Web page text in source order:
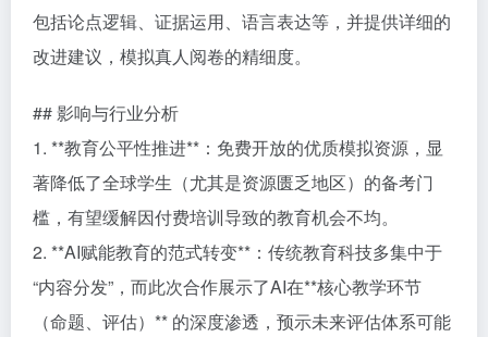
包括论点逻辑、证据运用、语言表达等，并提供详细的
改进建议，模拟真人阅卷的精细度。
## 影响与行业分析
1. **教育公平性推进**：免费开放的优质模拟资源，显
著降低了全球学生（尤其是资源匮乏地区）的备考门
槛，有望缓解因付费培训导致的教育机会不均。
2. **AI赋能教育的范式转变**：传统教育科技多集中于
“内容分发”，而此次合作展示了AI在**核心教学环节
（命题、评估）** 的深度渗透，预示未来评估体系可能